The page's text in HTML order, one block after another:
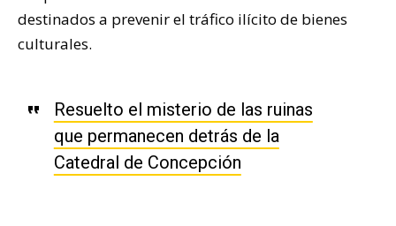
destinados a prevenir el tráfico ilícito de bienes
culturales.
Resuelto el misterio de las ruinas
que permanecen detrás de la
Catedral de Concepción